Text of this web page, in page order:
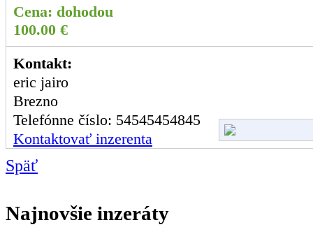
Cena: dohodou
100.00 €
Kontakt:
eric jairo
Brezno
Telefónne číslo: 54545454845
Kontaktovať inzerenta
Späť
Najnovšie inzeráty